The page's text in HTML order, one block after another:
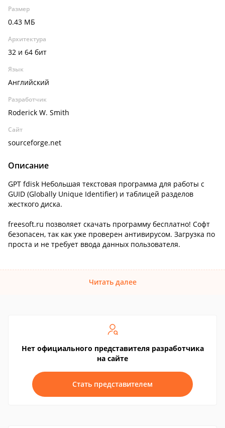
Размер
0.43 МБ
Архитектура
32 и 64 бит
Язык
Английский
Разработчик
Roderick W. Smith
Сайт
sourceforge.net
Описание
GPT fdisk Небольшая текстовая программа для работы с
GUID (Globally Unique Identifier) и таблицей разделов
жесткого диска.
freesoft.ru позволяет скачать программу бесплатно! Софт
безопасен, так как уже проверен антивирусом. Загрузка по
проста и не требует ввода данных пользователя.
Читать далее
Нет официального представителя разработчика
на сайте
Стать представителем